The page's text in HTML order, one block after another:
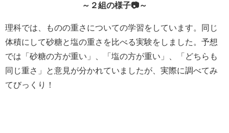
～２組の様子📷～
理科では、ものの重さについての学習をしています。同じ
体積にして砂糖と塩の重さを比べる実験をしました。予想
では「砂糖の方が重い」、「塩の方が重い」、「どちらも
同じ重さ」と意見が分かれていましたが、実際に調べてみ
てびっくり！